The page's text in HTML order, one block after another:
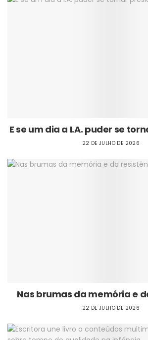
E se um dia a I.A. puder se
22 DE JULHO DE 2026
Nas brumas da memória e
22 DE JULHO DE 2026